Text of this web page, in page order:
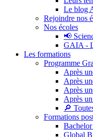
Le blog
Rejoindre nos
Nos écoles
📢
GAIA -
Les formations
Programme
Après
Après
Après
Après
🔎
Formations
Global